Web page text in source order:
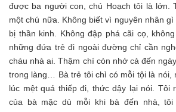
được ba người con, chú Hoạch tôi là lớn.
một chú nữa. Không biết vì nguyên nhân
bị thần kinh. Không đập phá cãi cọ,
những đứa trẻ đi ngoài đường chỉ cần
cháu nhà ai. Thậm chí còn nhớ cả đến
trong làng… Bà trẻ tôi chỉ có mỗi tội là nói,
lúc mệt quá thiếp đi, thức dậy lại nói. Tôi
của bà mặc dù mỗi khi bà đến nhà,